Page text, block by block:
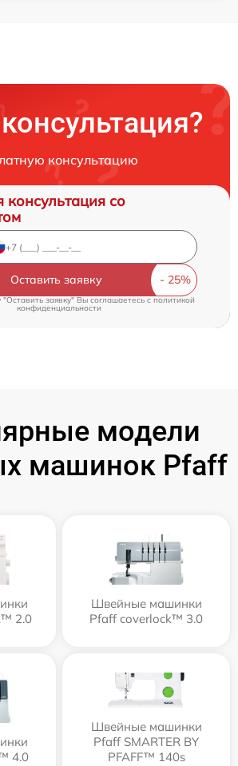
консультацию
консультация со
Оставить заявку
заявку" Вы соглашаетесь c политикой
конфиденциальности
модели
машинок Pfaff
2.0
Швейные машинки
Pfaff coverlock™ 3.0
4.0
Швейные машинки
Pfaff SMARTER BY
PFAFF™ 140s